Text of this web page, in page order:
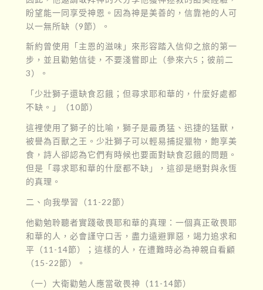
盼望能一同享受神恩。因為神是美善的，信靠祂的人可
以一無所缺（9節）。
新約曾使用「主恩的滋味」來形容踏入信仰之旅的第一
步，並且勸勉信徒，不要淺嘗即止（參來六5；彼前二
3）。
「少壯獅子還缺食忍餓；但尋求耶和華的，什麼好處都
不缺。」（10節）
這裡使用了獅子的比喻，獅子是最勇猛、迅捷的猛獸，
被譽為百獸之王。少壯獅子可以輕易捕捉獵物，飽享美
食，詩人卻認為它們有時候也要面對缺食忍餓的問題。
但是「尋求耶和華的什麼都不缺」，這卻是絕對與永恆
的真理。
二、向我學習（11-22節）
他勸勉聆聽者實踐敬畏耶和華的真理：一個真正敬畏耶
和華的人，必會謹守口舌，盡力遠避罪惡，竭力追求和
平（11-14節）；這樣的人，在遭難時必為神親自看顧
（15-22節）。
（一）大衛勸勉人應當敬畏神（11-14節）